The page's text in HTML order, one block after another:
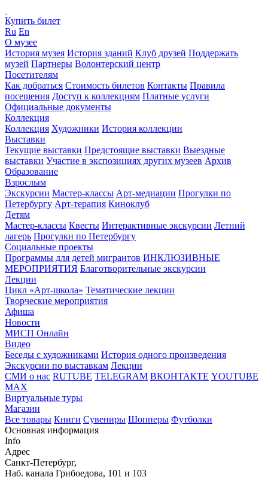
Купить билет
Ru En
О музее
История музея История зданий Клуб друзей Поддержать
музей Партнеры Волонтерский центр
Посетителям
Как добраться Стоимость билетов Контакты Правила
посещения Доступ к коллекциям Платные услуги
Официальные документы
Коллекция
Коллекция Художники История коллекции
Выставки
Текущие выставки Предстоящие выставки Выездные
выставки Участие в экспозициях других музеев Архив
Образование
Взрослым
Экскурсии Мастер-классы Арт-медиации Прогулки по
Петербургу Арт-терапия Киноклуб
Детям
Мастер-классы Квесты Интерактивные экскурсии Летний
лагерь Прогулки по Петербургу
Социальные проекты
Программы для детей мигрантов ИНКЛЮЗИВНЫЕ
МЕРОПРИЯТИЯ Благотворительные экскурсии
Лекции
Цикл «Арт-школа» Тематические лекции
Творческие мероприятия
Афиша
Новости
МИСП Онлайн
Видео
Беседы с художниками История одного произведения
Экскурсии по выставкам Лекции
СМИ о нас RUTUBE TELEGRAM ВКОНТАКТЕ YOUTUBE
MAX
Виртуальные туры
Магазин
Все товары Книги Сувениры Шопперы Футболки
Основная информация
Info
Адрес
Санкт-Петербург,
Наб. канала Грибоедова, 101 и 103